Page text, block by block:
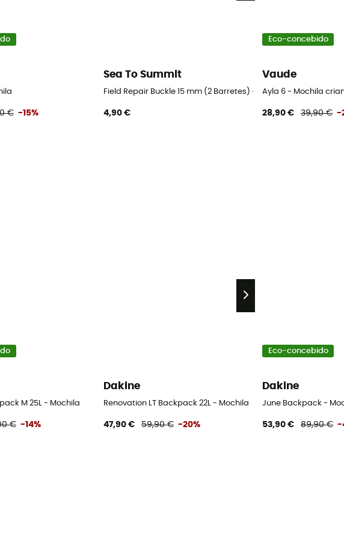
€ -15%
Sea To Summit
Field Repair Buckle 15 mm (2 Barretes) - Fivela de substituição
4,90 €
Eco-concebido
Vaude
Ayla 6 - Mochila
28,90 € 39,90 € -
M 25L - Mochila
€ -14%
Dakine
Renovation LT Backpack 22L - Mochila
47,90 € 59,90 € -20%
Eco-concebido
Dakine
June Backpack -
53,90 € 89,90 € -